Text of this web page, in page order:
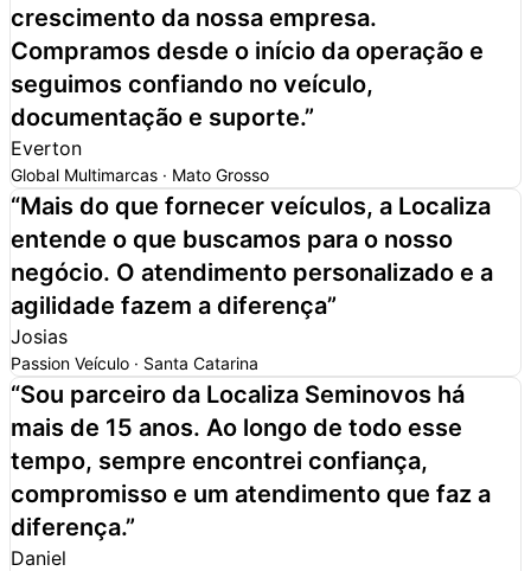
crescimento da nossa empresa.
Compramos desde o início da operação e
seguimos confiando no veículo,
documentação e suporte.”
Everton
Global Multimarcas · Mato Grosso
“Mais do que fornecer veículos, a Localiza
entende o que buscamos para o nosso
negócio. O atendimento personalizado e a
agilidade fazem a diferença”
Josias
Passion Veículo · Santa Catarina
“Sou parceiro da Localiza Seminovos há
mais de 15 anos. Ao longo de todo esse
tempo, sempre encontrei confiança,
compromisso e um atendimento que faz a
diferença.”
Daniel